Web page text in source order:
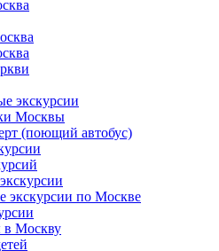
экскурсии
Москвы
(поющий автобус)
экскурсии по Москве
в Москву